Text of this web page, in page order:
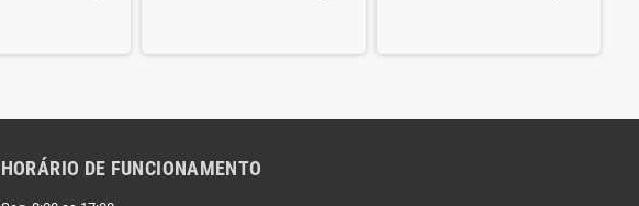
HORÁRIO DE FUNCIONAMENTO